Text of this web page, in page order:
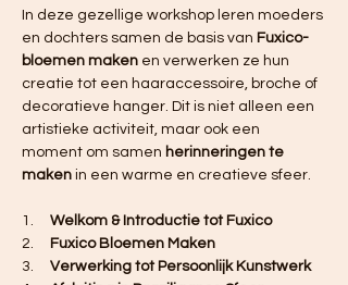
In deze gezellige workshop leren moeders
en dochters samen de basis van Fuxico-
bloemen maken en verwerken ze hun
creatie tot een haaraccessoire, broche of
decoratieve hanger. Dit is niet alleen een
artistieke activiteit, maar ook een
moment om samen herinneringen te
maken in een warme en creatieve sfeer.
1. Welkom & Introductie tot Fuxico
2.
Fuxico Bloemen Maken
3. Verwerking tot Persoonlijk Kunstwerk